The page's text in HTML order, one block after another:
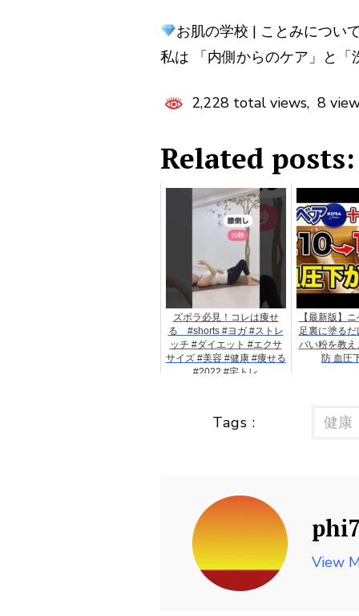
お肌の学校 | ことみについ
私は 「内側からのケア」と「
2,228 total views, 8
Related posts:
ズボラ必見！コレは痩せ
る #shorts #ヨガ #ストレ
ッチ #ダイエット #エクサ
サイズ #美容 #健康 #痩せる
#2022 #宅トレ
【最新版】
足裏に塗る
バい粉を教
防 血圧
Tags : 健康
View